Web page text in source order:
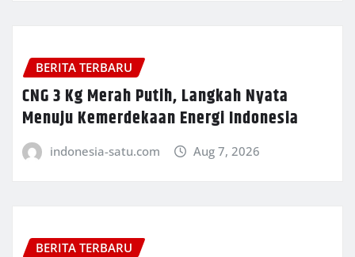
BERITA TERBARU
CNG 3 Kg Merah Putih, Langkah Nyata
Menuju Kemerdekaan Energi Indonesia
indonesia-satu.com Aug 7, 2026
BERITA TERBARU